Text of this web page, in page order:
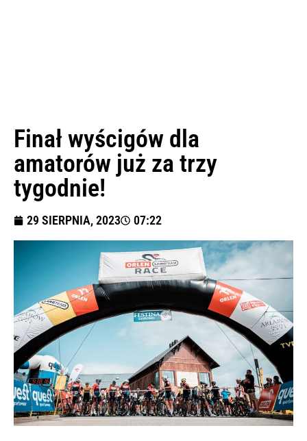
Finał wyścigów dla
amatorów już za trzy
tygodnie!
29 SIERPNIA, 2023 07:22